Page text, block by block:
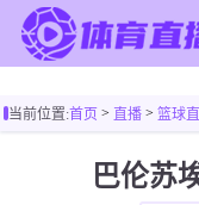
足球直播
当前位置:首页> 直播> 篮球
巴伦苏